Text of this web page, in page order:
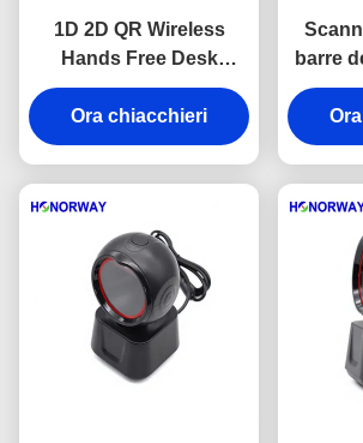
1D 2D QR Wireless
Hands Free Desk
Barcode Scanner Con
Storage Offline
Compatibilità OPOS
Ora chiacchieri
barre
2D